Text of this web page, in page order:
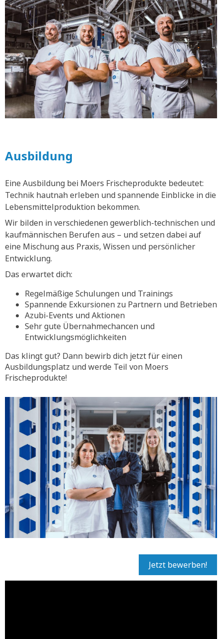
Ausbildung
Eine Ausbildung bei Moers Frischeprodukte bedeutet:
Technik hautnah erleben und spannende Einblicke in die
Lebensmittelproduktion bekommen.
Wir bilden in verschiedenen gewerblich-technischen und
kaufmännischen Berufen aus – und setzen dabei auf
eine Mischung aus Praxis, Wissen und persönlicher
Entwicklung.
Das erwartet dich:
Regelmäßige Schulungen und Trainings
Spannende Exkursionen zu Partnern und Betrieben
Azubi-Events und Aktionen
Sehr gute Übernahmechancen und
Entwicklungsmöglichkeiten
Das klingt gut? Dann bewirb dich jetzt für einen
Ausbildungsplatz und werde Teil von Moers
Frischeprodukte!
Jetzt bewerben!